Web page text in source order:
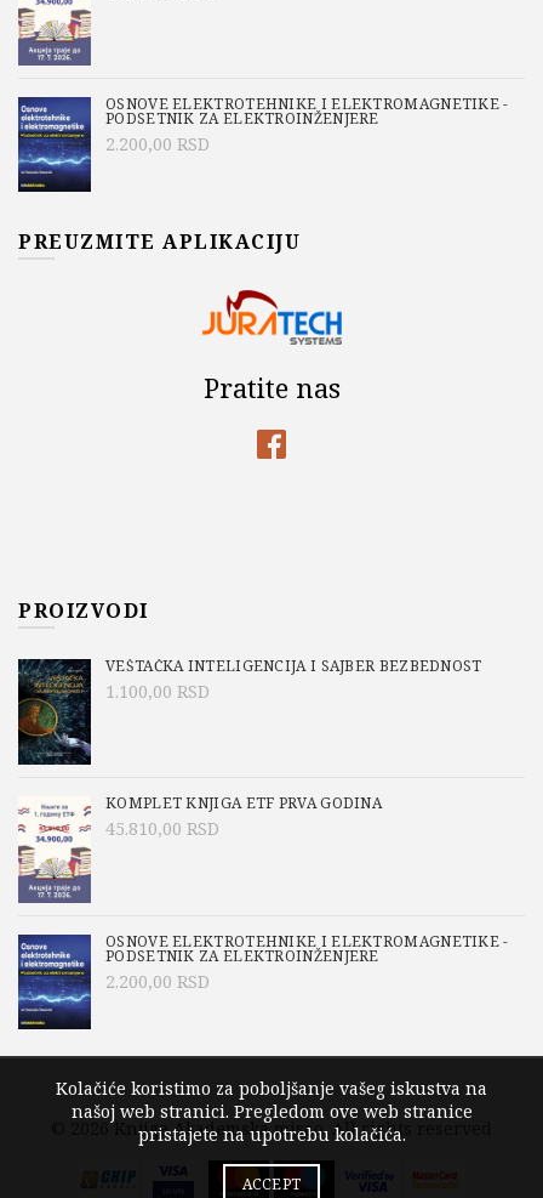
OSNOVE ELEKTROTEHNIKE I ELEKTROMAGNETIKE -
PODSETNIK ZA ELEKTROINŽENJERE
2.200,00 RSD
PREUZMITE APLIKACIJU
Pratite nas
PROIZVODI
VEŠTAČKA INTELIGENCIJA I SAJBER BEZBEDNOST
1.100,00 RSD
KOMPLET KNJIGA ETF PRVA GODINA
45.810,00 RSD
OSNOVE ELEKTROTEHNIKE I ELEKTROMAGNETIKE -
PODSETNIK ZA ELEKTROINŽENJERE
2.200,00 RSD
© 2026 Knjige Akademska misao. All rights reserved
Kolačiće koristimo za poboljšanje vašeg iskustva na
našoj web stranici. Pregledom ove web stranice
pristajete na upotrebu kolačića.
ACCEPT